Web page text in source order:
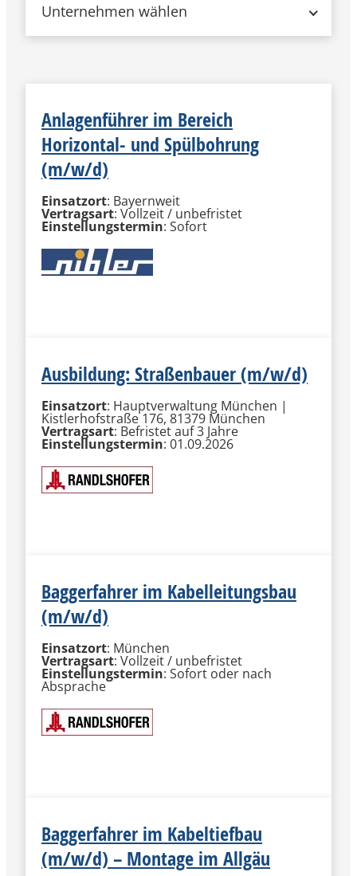
Unternehmen wählen
Anlagenführer im Bereich
Horizontal- und Spülbohrung
(m/w/d)
Einsatzort: Bayernweit
Vertragsart: Vollzeit / unbefristet
Einstellungstermin: Sofort
Ausbildung: Straßenbauer (m/w/d)
Einsatzort: Hauptverwaltung München |
Kistlerhofstraße 176, 81379 München
Vertragsart: Befristet auf 3 Jahre
Einstellungstermin: 01.09.2026
Baggerfahrer im Kabelleitungsbau
(m/w/d)
Einsatzort: München
Vertragsart: Vollzeit / unbefristet
Einstellungstermin: Sofort oder nach
Absprache
Baggerfahrer im Kabeltiefbau
(m/w/d) – Montage im Allgäu